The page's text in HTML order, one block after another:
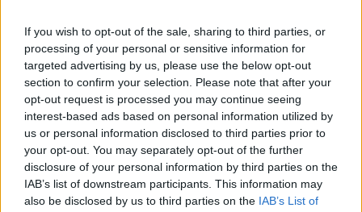
If you wish to opt-out of the sale, sharing to third parties, or
processing of your personal or sensitive information for
targeted advertising by us, please use the below opt-out
section to confirm your selection. Please note that after your
opt-out request is processed you may continue seeing
interest-based ads based on personal information utilized by
us or personal information disclosed to third parties prior to
your opt-out. You may separately opt-out of the further
disclosure of your personal information by third parties on the
IAB’s list of downstream participants. This information may
also be disclosed by us to third parties on the IAB’s List of
Minka 11. rész
T. szereti a fiatal lányokat 14. rész
Pedig szóltam… – Miért nem hiszünk a